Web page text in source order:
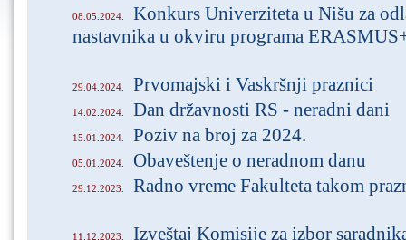
08.05.2024.
Konkurs Univerziteta u Nišu za
nastavnika u okviru programa
29.04.2024. Prvomajski i Vaskršnji praznici
14.02.2024. Dan državnosti RS - neradni dani
15.01.2024. Poziv na broj za 2024.
05.01.2024. Obaveštenje o neradnom danu
29.12.2023. Radno vreme Fakulteta takom
11.12.2023. Izveštaj Komisije za izbor